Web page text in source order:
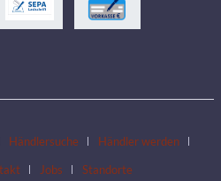
Händlersuche
Händler werden
Jobs Standorte